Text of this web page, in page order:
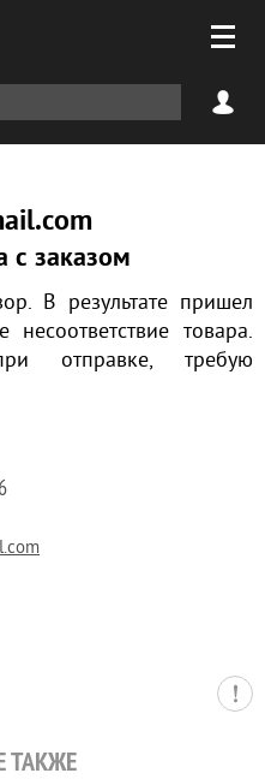
с заказом
В результате пришел
товара.
отправке, требую
ТАКЖЕ